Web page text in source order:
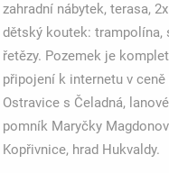
zahradní nábytek, terasa,
dětský koutek: trampolína,
řetězy. Pozemek je
připojení k internetu v
Ostravice s Čeladná,
pomník Maryčky
Kopřivnice, hrad Hukvaldy.